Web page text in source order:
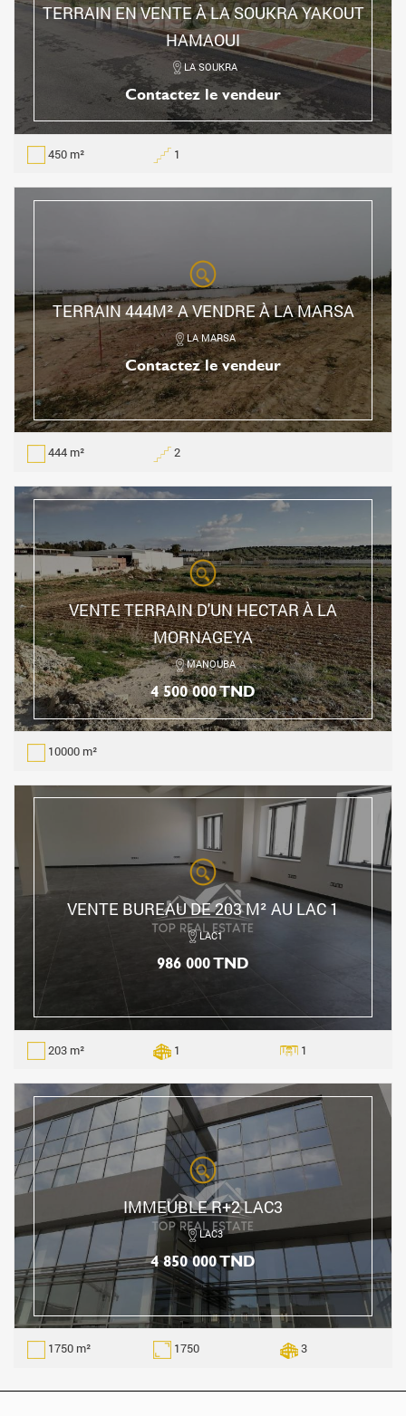
TERRAIN EN VENTE À LA SOUKRA YAKOUT
HAMAOUI
LA SOUKRA
Contactez le vendeur
450 m² 1
TERRAIN 444M² A VENDRE À LA MARSA
LA MARSA
Contactez le vendeur
444 m² 2
VENTE TERRAIN D'UN HECTAR À LA
MORNAGEYA
MANOUBA
4 500 000 TND
10000 m²
VENTE BUREAU DE 203 M² AU LAC 1
LAC1
986 000 TND
203 m² 1 1
IMMEUBLE R+2 LAC3
LAC3
4 850 000 TND
1750 m² 1750 3